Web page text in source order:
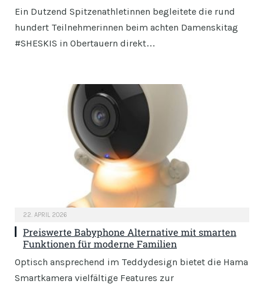
Ein Dutzend Spitzenathletinnen begleitete die rund
hundert Teilnehmerinnen beim achten Damenskitag
#SHESKIS in Obertauern direkt…
22. APRIL 2026
Preiswerte Babyphone Alternative mit smarten
Funktionen für moderne Familien
Optisch ansprechend im Teddydesign bietet die Hama
Smartkamera vielfältige Features zur